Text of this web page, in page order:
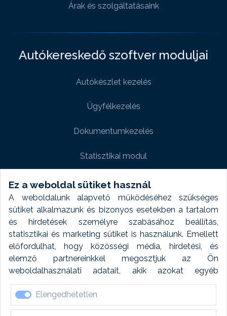
Ez a weboldal sütiket használ
A weboldalunk alapvető működéséhez szükséges
sütiket alkalmazunk és bizonyos esetekben a tartalom
és hirdetések személyre szabásához beállítás,
statisztikai és marketing sütiket is használunk. Emellett
előfordulhat, hogy közösségi média, hirdetési, és
elemző partnereinkkel megosztjuk az Ön
weboldalhasználati adatait, akik azokat egyéb
forrásokból gyűjtött adatokkal kombinálhatják. A sütik
elfogadásával kapcsolatosan naplózást végzünk és
ezen adatokat 6 hónap után automatikusan töröljük. A
Elengedhetetlen
Árak és szolgáltatásaink
Autókereskedő szoftver moduljai
Autókészlet kezelés
Ügyfélkezelés
Dokumentumkezelés
Statisztikai modul
Weboldal modul
Fényképtár extra modul
Autómosó modul
Feladatütemezés